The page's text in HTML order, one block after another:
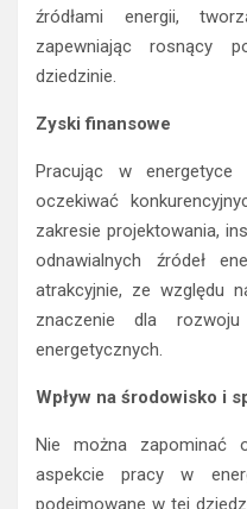
źródłami energii,
zapewniając rosnący
dziedzinie.
Zyski finansowe
Pracując w energetyce
oczekiwać
zakresie projektowania,
odnawialnych źródeł
atrakcyjnie, ze względu
znaczenie dla rozwoju
energetycznych.
Wpływ na środowisko i
Nie można zapominać
aspekcie pracy w
podejmowane w tej